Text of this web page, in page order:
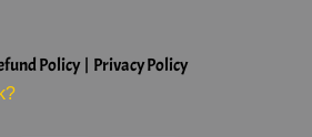
Policy | Privacy Policy